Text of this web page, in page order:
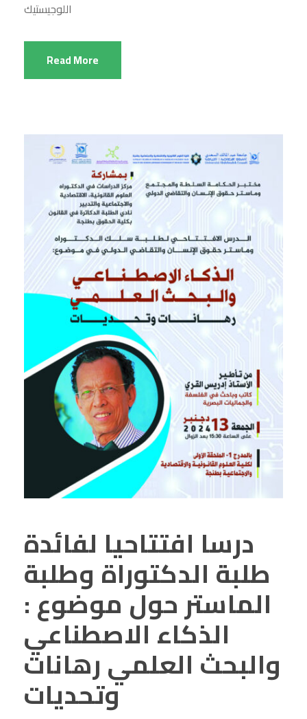
Read More
درسا افتتاحيا لفائدة
طلبة الدكتوراة وطلبة
الماستر حول موضوع :
الذكاء الاصطناعي
والبحث العلمي رهانات
وتحديات